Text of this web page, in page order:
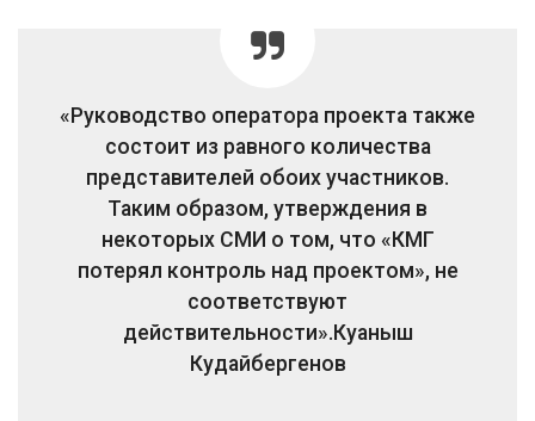
«Руководство оператора проекта также
состоит из равного количества
представителей обоих участников.
Таким образом, утверждения в
некоторых СМИ о том, что «КМГ
потерял контроль над проектом», не
соответствуют
действительности». Куаныш
Кудайбергенов